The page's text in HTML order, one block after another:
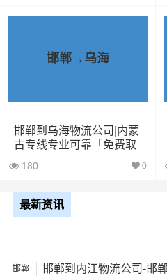
2、运输时间延迟：不靠谱的
务，例如不及时回复客户咨
等；
如不遵守运输规定、不保障货
失。
邯郸→乌海
邯郸到乌海物流公司|内蒙
古专线专业可靠「免费取
180 0
最新资讯
邯郸 邯郸到内江物流公司-邯